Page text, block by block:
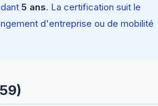
5 ans. La certification suit le
d'entreprise ou de mobilité